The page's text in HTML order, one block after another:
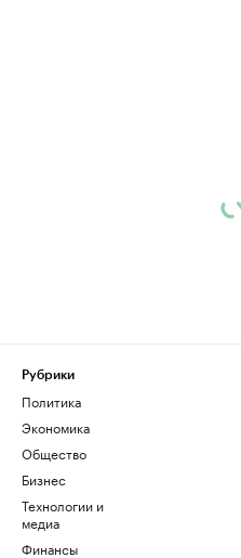
Рубрики
Политика
Экономика
Общество
Бизнес
Технологии и
медиа
Финансы